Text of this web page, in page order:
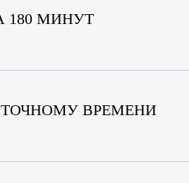
180 МИНУТ
ВРЕМЕНИ